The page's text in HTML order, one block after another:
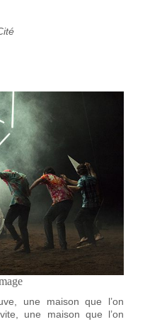
une maison que l’on
une maison que l’on